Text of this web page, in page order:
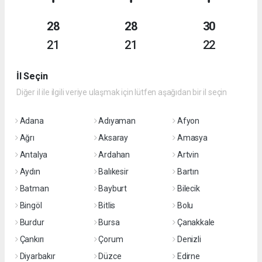
28
21
28
21
30
22
İl Seçin
Diğer il ile ilgili veriye ulaşmak için lütfen aşağıdan bir il seçin
Adana Adıyaman
Afyon
Ağrı
Aksaray
Amasya
Antalya
Ardahan
Artvin
Aydın
Balıkesir
Bartın
Batman
Bayburt
Bilecik
Bingöl
Bitlis
Bolu
Burdur
Bursa
Çanakkale
Çankırı
Çorum
Denizli
Diyarbakır
Düzce
Edirne